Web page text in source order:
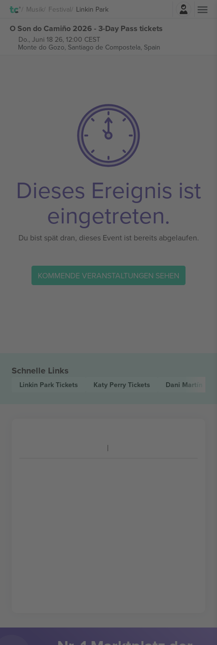
Musik Festival Linkin Park
O Son do Camiño 2026 - 3-Day Pass tickets
Do., Juni 18 26, 12:00 CEST
Monte do Gozo, Santiago de Compostela, Spain
Dieses Ereignis ist
eingetreten.
Du bist spät dran, dieses Event ist bereits abgelaufen.
KOMMENDE VERANSTALTUNGEN SEHEN
Schnelle Links
Linkin Park Tickets Katy Perry Tickets Dani Martín